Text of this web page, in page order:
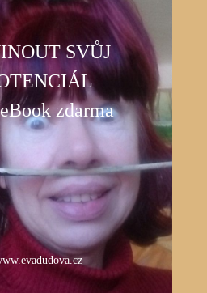
SVŮJ
zdarma